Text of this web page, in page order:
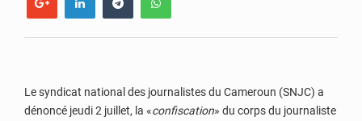
Le syndicat national des journalistes du Cameroun (SNJC) a
dénoncé jeudi 2 juillet, la «confiscation» du corps du journaliste